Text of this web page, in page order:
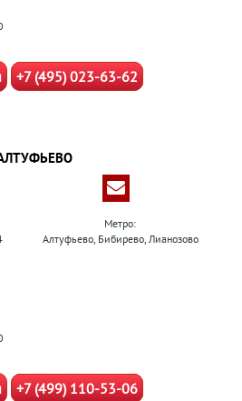
+7 (495) 023-63-62
Метро:
Алтуфьево, Бибирево, Лианозово
+7 (499) 110-53-06